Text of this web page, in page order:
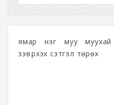
ямар нэг муу муухай
зэвүүрхэх сэтгэл төрөх